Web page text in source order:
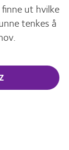
ut hvilke
tenkes å